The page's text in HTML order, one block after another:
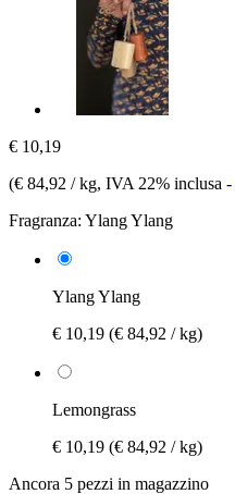
€ 10,19
(€ 84,92 / kg, IVA 22% inclusa -
Fragranza: Ylang Ylang
Ylang Ylang
€ 10,19 (€ 84,92 / kg)
Lemongrass
€ 10,19 (€ 84,92 / kg)
Ancora 5 pezzi in magazzino